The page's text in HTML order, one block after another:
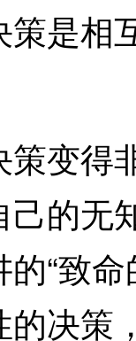
是相
变得
己的无
“致
决策